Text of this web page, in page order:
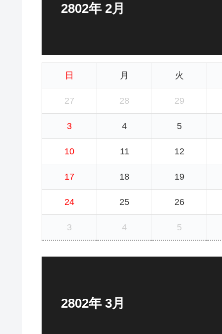
2802年 2月
日 月 火
27 28 29
3 4 5
10 11 12
17 18 19
24 25 26
3 4 5
2802年 3月